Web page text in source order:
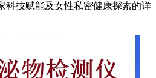
科技赋能及女性私密健康探索的详